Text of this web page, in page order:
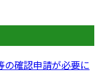
の確認申請が必要に